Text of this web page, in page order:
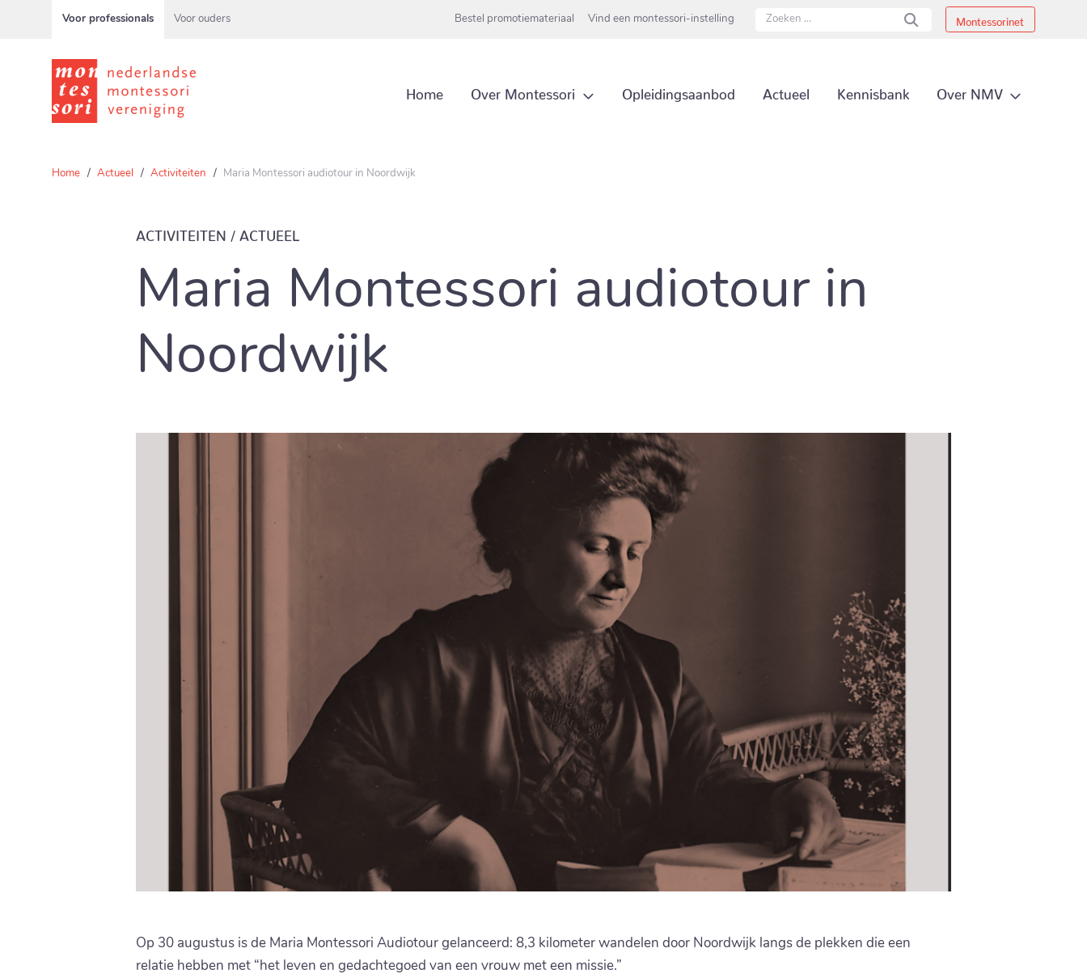
Home Actueel Activiteiten Maria Montessori audiotour in Noordwijk
Maria Montessori audiotour in
Noordwijk
ACTIVITEITEN / ACTUEEL
Op 30 augustus is de Maria Montessori Audiotour gelanceerd: 8,3 kilometer wandelen door Noordwijk langs de plekken die een
relatie hebben met “het leven en gedachtegoed van een vrouw met een missie.”
Voor professionals Voor ouders Bestel promotiemateriaal Vind een montessori-instelling Montessorinet
Home Over Montessori Opleidingsaanbod Actueel Kennisbank Over NMV